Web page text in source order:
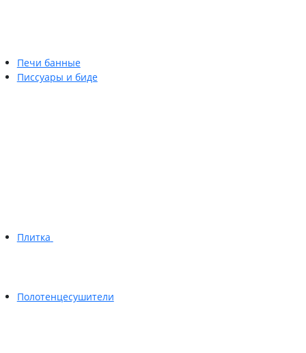
Печи банные
Писсуары и биде
Плитка
Полотенцесушители